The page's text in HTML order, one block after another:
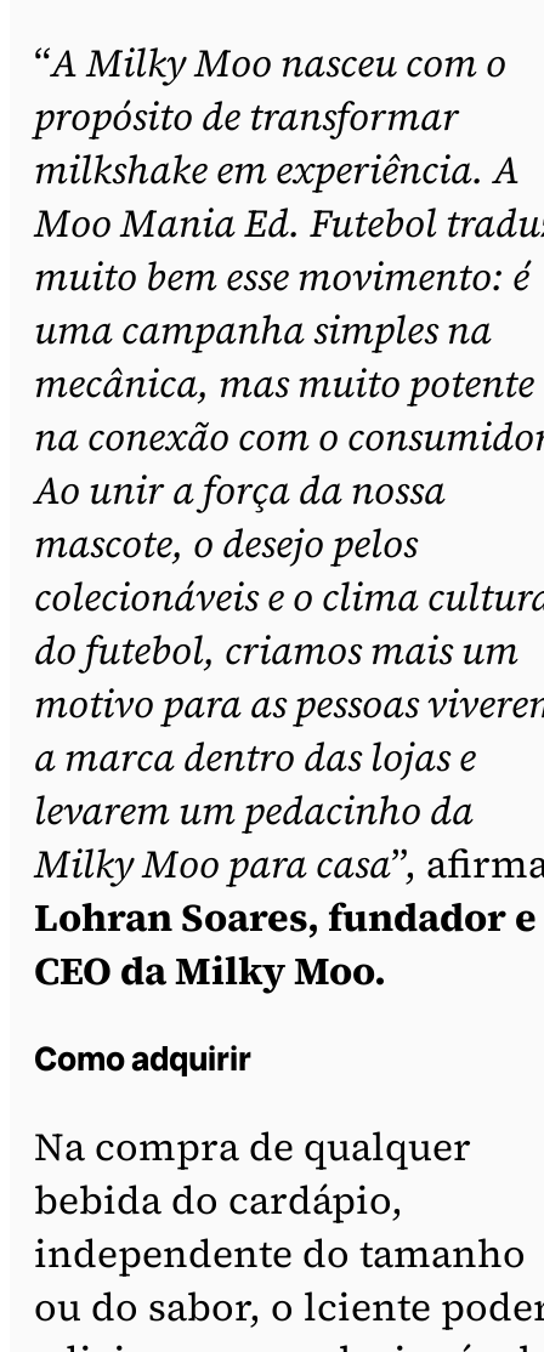
“A Milky Moo nasceu com o
propósito de transformar
milkshake em experiência. A
Moo Mania Ed. Futebol
muito bem esse movimento: é
uma campanha simples na
mecânica, mas muito potente
na conexão com o
Ao unir a força da nossa
mascote, o desejo pelos
colecionáveis e o clima
do futebol, criamos mais um
motivo para as pessoas
a marca dentro das lojas e
levarem um pedacinho da
Milky Moo para casa”,
Lohran Soares, fundador e
CEO da Milky Moo.
Como adquirir
Na compra de qualquer
bebida do cardápio,
independente do tamanho
ou do sabor, o lciente